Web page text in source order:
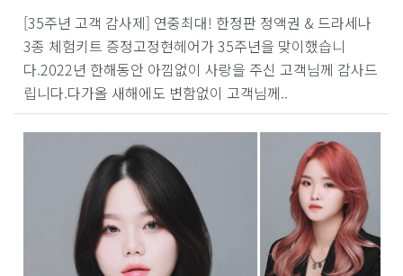
[35주년 고객 감사제] 연중최대! 한정판 정액권 & 드라세나
3종 체험키트 증정고정현헤어가 35주년을 맞이했습니
다.2022년 한해동안 아낌없이 사랑을 주신 고객님께 감사드
립니다.다가올 새해에도 변함없이 고객님께..